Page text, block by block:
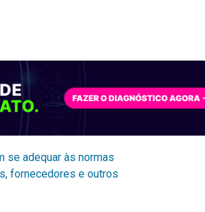
se adequar às normas
fornecedores e outros